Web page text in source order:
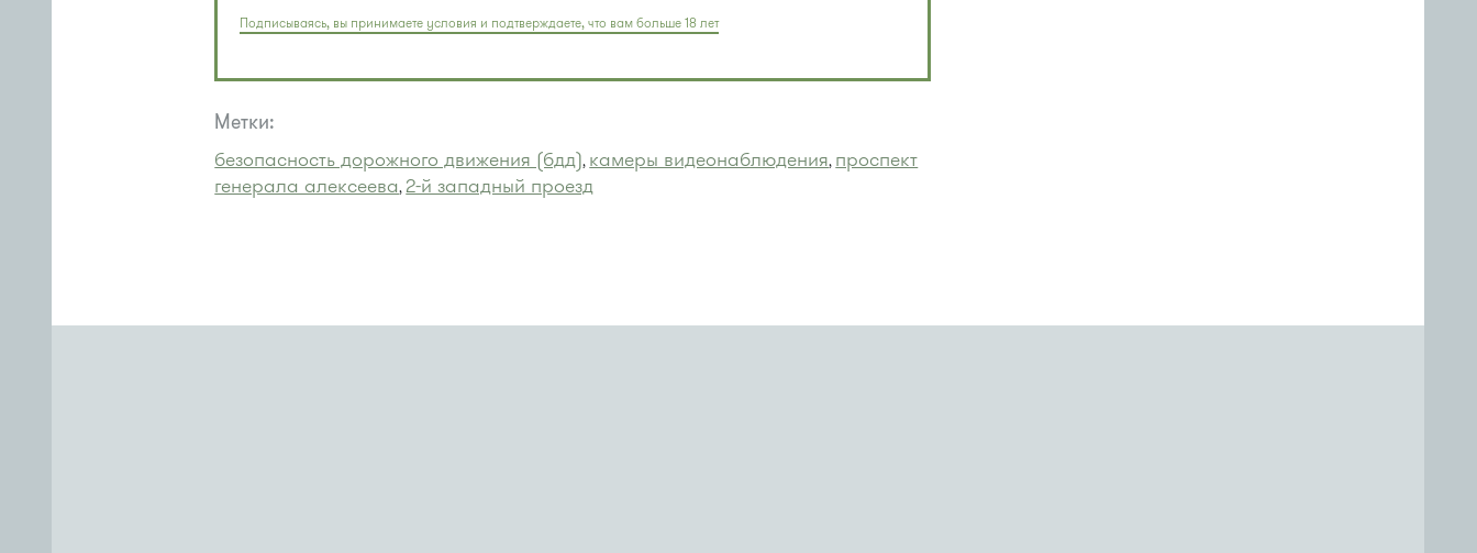
Подписываясь, вы принимаете условия и подтверждаете, что вам больше 18 лет
Метки:
безопасность дорожного движения (бдд), камеры видеонаблюдения, проспект
генерала алексеева, 2-й западный проезд